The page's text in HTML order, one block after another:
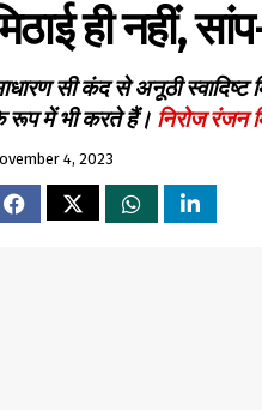
ही नहीं,
सी कंद से अनूठी स्वादिष्ट
रूप में भी करते हैं। निरोज रंजन
4, 2023